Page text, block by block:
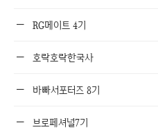
RG메이트 4기
호락호락한국사
바빠서포터즈 8기
브로페셔널7기